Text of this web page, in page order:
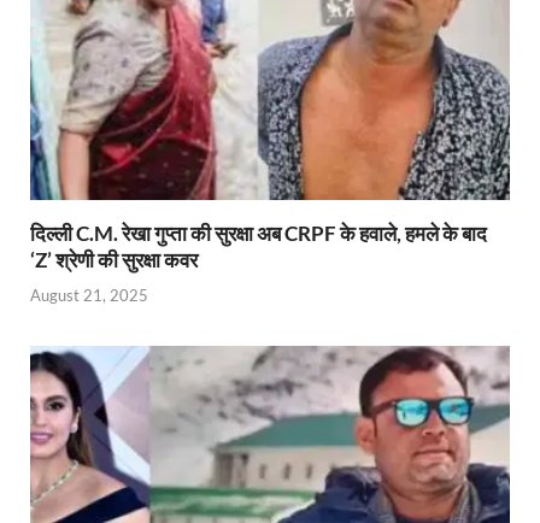
दिल्ली C.M. रेखा गुप्ता की सुरक्षा अब CRPF के हवाले, हमले के बाद
‘Z’ श्रेणी की सुरक्षा कवर
August 21, 2025